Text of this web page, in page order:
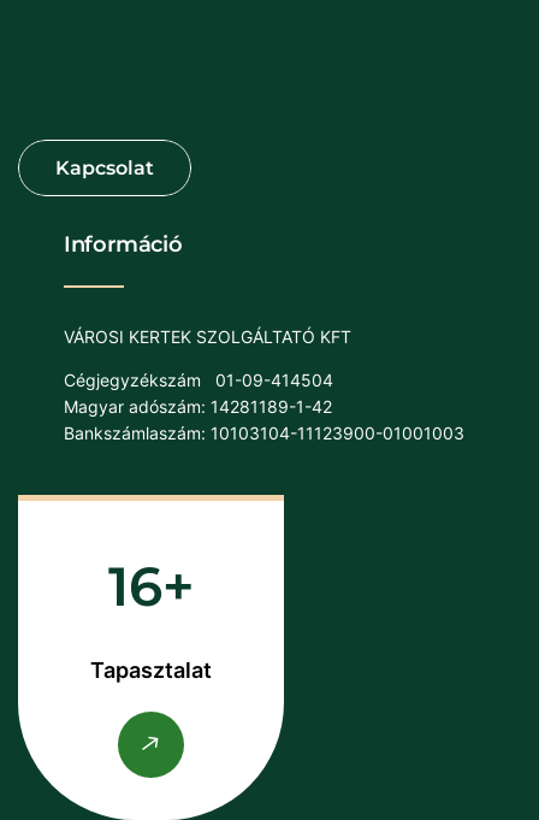
Információ
VÁROSI KERTEK SZOLGÁLTATÓ KFT
Cégjegyzékszám
01-09-414504
Magyar adószám: 14281189-1-42
Bankszámlaszám: 10103104-11123900-01001003
16
Tapasztalat